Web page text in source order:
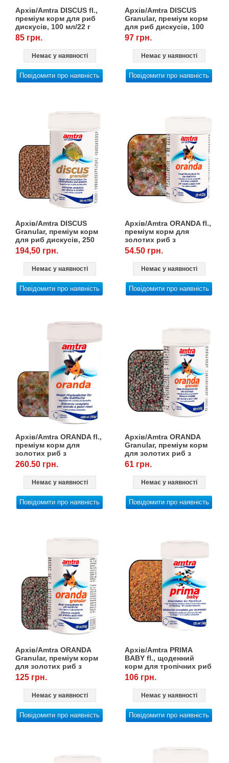
Архів/Amtra DISCUS fl.,
преміум корм для риб
дискусів, 100 мл/22 г
85 грн.
Немає у наявності
Повідомити про наявність
Архів/Amtra DISCUS
Granular, преміум корм
для риб дискусів, 100
мл/42 г
97 грн.
Немає у наявності
Повідомити про наявність
Архів/Amtra DISCUS
Granular, преміум корм
для риб дискусів, 250
мл/105 г
194,50 грн.
Немає у наявності
Повідомити про наявність
Архів/Amtra ORANDA fl.,
преміум корм для
золотих риб з
астаксантином, 100
мл/20 г
54.50 грн.
Немає у наявності
Повідомити про наявність
Архів/Amtra ORANDA fl.,
преміум корм для
золотих риб з
астаксантином, 1000
мл/200 г
260.50 грн.
Немає у наявності
Повідомити про наявність
Архів/Amtra ORANDA
Granular, преміум корм
для золотих риб з
астаксантином, 100
мл/42 г
61 грн.
Немає у наявності
Повідомити про наявність
Архів/Amtra ORANDA
Granular, преміум корм
для золотих риб з
астаксантином, 250
мл/105 г
125 грн.
Немає у наявності
Повідомити про наявність
Архів/Amtra PRIMA
BABY fl., щоденний
корм для тропічних риб
з L-карнитиїном, 100
мл/50 г
106 грн.
Немає у наявності
Повідомити про наявність